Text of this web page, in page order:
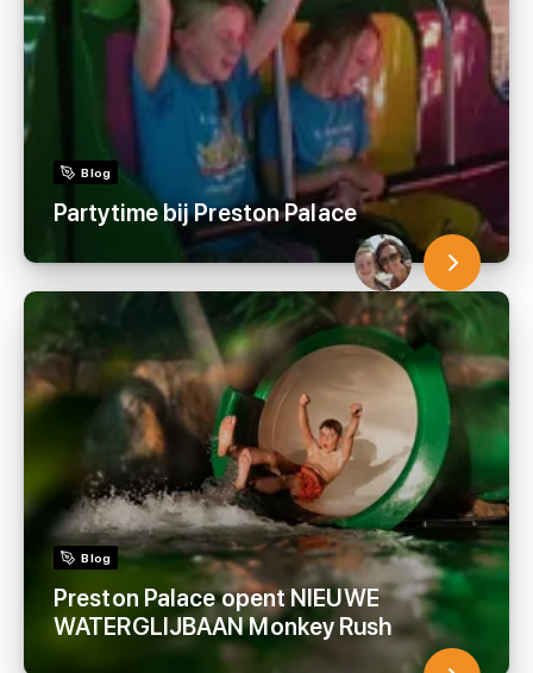
Blog
Partytime bij Preston Palace
Blog
Preston Palace opent NIEUWE
WATERGLIJBAAN Monkey Rush